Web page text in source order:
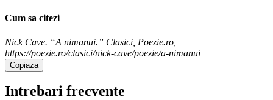
Cum sa citezi
Nick Cave. “A nimanui.” Clasici, Poezie.ro,
https://poezie.ro/clasici/nick-cave/poezie/a-nimanui
Copiaza
Intrebari frecvente